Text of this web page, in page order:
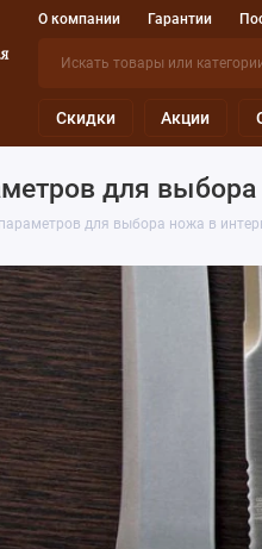
О компании Гарантии
Скидки Акции
для
для выбора ножа в